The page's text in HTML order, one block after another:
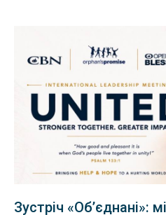
Зустріч «Об’єднані»: